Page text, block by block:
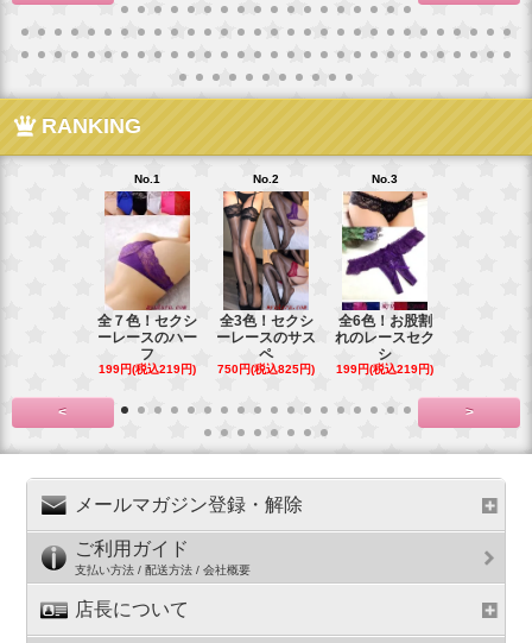
RANKING
No.1
全７色！セクシ
ーレースのハー
フ
199円(税込219円)
No.2
全3色！セクシ
ーレースのサス
ペ
750円(税込825円)
No.3
全6色！お股割
れのレースセク
シ
199円(税込219円)
< >
メールマガジン登録・解除
ご利用ガイド
支払い方法 / 配送方法 / 会社概要
店長について